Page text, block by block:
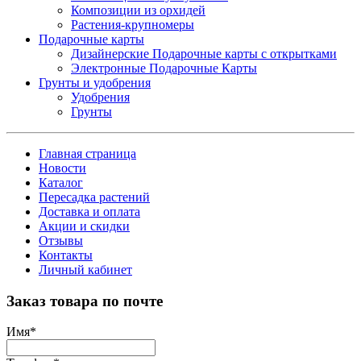
Композиции из орхидей
Растения-крупномеры
Подарочные карты
Дизайнерские Подарочные карты с открытками
Электронные Подарочные Карты
Грунты и удобрения
Удобрения
Грунты
Главная страница
Новости
Каталог
Пересадка растений
Доставка и оплата
Акции и скидки
Отзывы
Контакты
Личный кабинет
Заказ товара по почте
Имя*